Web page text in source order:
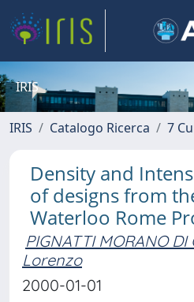
IRIS
IRIS Catalogo Ricerca 7
Density and
of designs from
Waterloo Rome
PIGNATTI MORANO DI
Lorenzo
2000-01-01